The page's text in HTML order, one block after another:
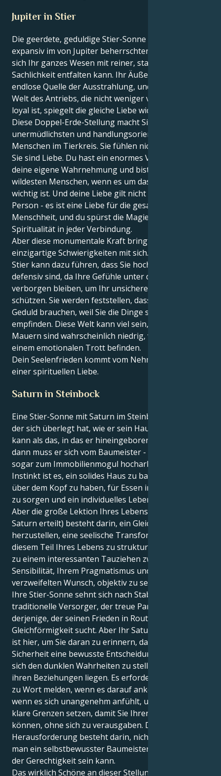
Jupiter in Stier
Die geerdete, geduldige Stier-Sonne ist glücklich und
expansiv im von Jupiter beherrschten Stier, wenn
sich Ihr ganzes Wesen mit reiner, stabiler
Sachlichkeit entfalten kann. Ihr Äußeres ist eine
endlose Quelle der Ausstrahlung, und Ihre innere
Welt des Antriebs, die nicht weniger verzehrend oder
loyal ist, spiegelt die gleiche Liebe wider.
Diese Doppel-Erde-Stellung macht Sie zu einem der
unermüdlichsten und handlungsorientiertesten
Menschen im Tierkreis. Sie fühlen nicht nur Liebe,
Sie sind Liebe. Du hast ein enormes Vertrauen in
deine eigene Wahrnehmung und bist einer der
wildesten Menschen, wenn es um das geht, was dir
wichtig ist. Und deine Liebe gilt nicht nur einer
Person - es ist eine Liebe für die gesamte
Menschheit, und du spürst die Magie und die
Spiritualität in jeder Verbindung.
Aber diese monumentale Kraft bringt auch
einzigartige Schwierigkeiten mit sich. Der doppelte
Stier kann dazu führen, dass Sie hochdramatisch und
defensiv sind, da Ihre Gefühle unter der Oberfläche
verborgen bleiben, um Ihr unsicheres Inneres zu
schützen. Sie werden feststellen, dass Sie emotionale
Geduld brauchen, weil Sie die Dinge so stark
empfinden. Diese Welt kann viel sein, und Ihre
Mauern sind wahrscheinlich niedrig, wenn Sie sich in
einem emotionalen Trott befinden.
Dein Seelenfrieden kommt vom Nehmen und Geben
einer spirituellen Liebe.
Saturn in Steinbock
Eine Stier-Sonne mit Saturn im Steinbock ist jemand,
der sich überlegt hat, wie er sein Haus besser bauen
kann als das, in das er hineingeboren wurde - und
dann muss er sich vom Baumeister - Zimmermann -
sogar zum Immobilienmogul hocharbeiten. Ihr erster
Instinkt ist es, ein solides Haus zu bauen, ein Dach
über dem Kopf zu haben, für Essen im Kühlschrank
zu sorgen und ein individuelles Leben zu gestalten.
Aber die große Lektion Ihres Lebens (die Ihnen
Saturn erteilt) besteht darin, ein Gleichgewicht
herzustellen, eine seelische Transformation in
diesem Teil Ihres Lebens zu strukturieren. Dies führt
zu einem interessanten Tauziehen zwischen Ihrer
Sensibilität, Ihrem Pragmatismus und dem
verzweifelten Wunsch, objektiv zu sein.
Ihre Stier-Sonne sehnt sich nach Stabilität - der
traditionelle Versorger, der treue Partner und
derjenige, der seinen Frieden in Routine und
Gleichförmigkeit sucht. Aber Ihr Saturn in Steinbock
ist hier, um Sie daran zu erinnern, dass authentische
Sicherheit eine bewusste Entscheidung erfordert,
sich den dunklen Wahrheiten zu stellen, die unter all
ihren Beziehungen liegen. Es erfordert, dass Sie sich
zu Wort melden, wenn es darauf ankommt, auch
wenn es sich unangenehm anfühlt, und dass Sie
klare Grenzen setzen, damit Sie Ihren Beitrag leisten
können, ohne sich zu verausgaben. Die
Herausforderung besteht darin, nicht zu wissen, wie
man ein selbstbewusster Baumeister und Verfechter
der Gerechtigkeit sein kann.
Das wirklich Schöne an dieser Stellung ist, dass sie